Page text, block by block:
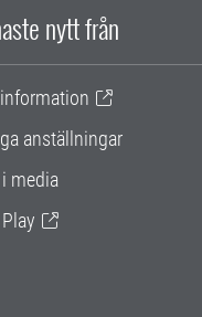
nytt från
anställningar
i media